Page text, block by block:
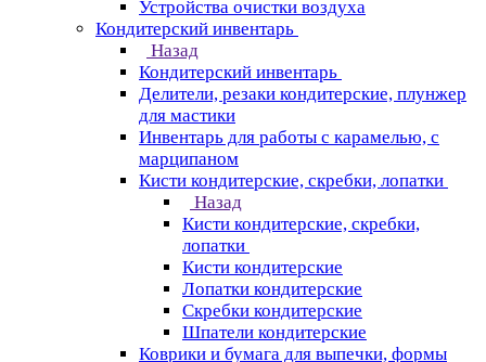
Устройства очистки воздуха
Кондитерский инвентарь
Назад
Кондитерский инвентарь
Делители, резаки кондитерские, плунжер
для мастики
Инвентарь для работы с карамелью, с
марципаном
Кисти кондитерские, скребки, лопатки
Назад
Кисти кондитерские, скребки,
лопатки
Кисти кондитерские
Лопатки кондитерские
Скребки кондитерские
Шпатели кондитерские
Коврики и бумага для выпечки, формы